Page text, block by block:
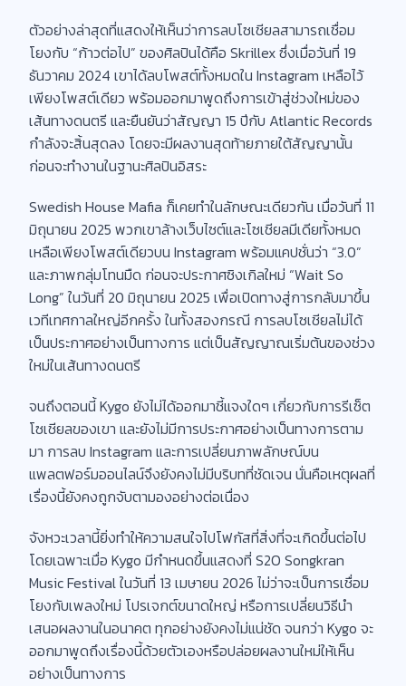
ตัวอย่างล่าสุดที่แสดงให้เห็นว่าการลบโซเชียลสามารถเชื่อม
โยงกับ “ก้าวต่อไป” ของศิลปินได้คือ Skrillex ซึ่งเมื่อวันที่ 19
ธันวาคม 2024 เขาได้ลบโพสต์ทั้งหมดใน Instagram เหลือไว้
เพียงโพสต์เดียว พร้อมออกมาพูดถึงการเข้าสู่ช่วงใหม่ของ
เส้นทางดนตรี และยืนยันว่าสัญญา 15 ปีกับ Atlantic Records
กำลังจะสิ้นสุดลง โดยจะมีผลงานสุดท้ายภายใต้สัญญานั้น
ก่อนจะทำงานในฐานะศิลปินอิสระ
Swedish House Mafia ก็เคยทำในลักษณะเดียวกัน เมื่อวันที่ 11
มิถุนายน 2025 พวกเขาล้างเว็บไซต์และโซเชียลมีเดียทั้งหมด
เหลือเพียงโพสต์เดียวบน Instagram พร้อมแคปชั่นว่า “3.0”
และภาพกลุ่มโทนมืด ก่อนจะประกาศซิงเกิลใหม่ “Wait So
Long” ในวันที่ 20 มิถุนายน 2025 เพื่อเปิดทางสู่การกลับมาขึ้น
เวทีเทศกาลใหญ่อีกครั้ง ในทั้งสองกรณี การลบโซเชียลไม่ได้
เป็นประกาศอย่างเป็นทางการ แต่เป็นสัญญาณเริ่มต้นของช่วง
ใหม่ในเส้นทางดนตรี
จนถึงตอนนี้ Kygo ยังไม่ได้ออกมาชี้แจงใดๆ เกี่ยวกับการรีเซ็ต
โซเชียลของเขา และยังไม่มีการประกาศอย่างเป็นทางการตาม
มา การลบ Instagram และการเปลี่ยนภาพลักษณ์บน
แพลตฟอร์มออนไลน์จึงยังคงไม่มีบริบทที่ชัดเจน นั่นคือเหตุผลที่
เรื่องนี้ยังคงถูกจับตามองอย่างต่อเนื่อง
จังหวะเวลานี้ยิ่งทำให้ความสนใจไปโฟกัสที่สิ่งที่จะเกิดขึ้นต่อไป
โดยเฉพาะเมื่อ Kygo มีกำหนดขึ้นแสดงที่ S2O Songkran
Music Festival ในวันที่ 13 เมษายน 2026 ไม่ว่าจะเป็นการเชื่อม
โยงกับเพลงใหม่ โปรเจกต์ขนาดใหญ่ หรือการเปลี่ยนวิธีนำ
เสนอผลงานในอนาคต ทุกอย่างยังคงไม่แน่ชัด จนกว่า Kygo จะ
ออกมาพูดถึงเรื่องนี้ด้วยตัวเองหรือปล่อยผลงานใหม่ให้เห็น
อย่างเป็นทางการ